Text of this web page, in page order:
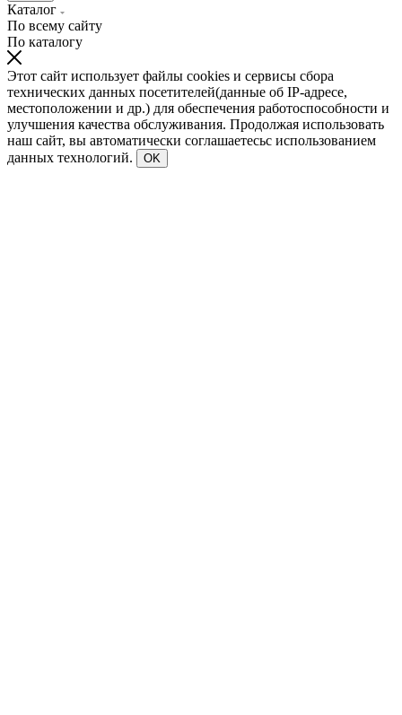
Каталог
По всему сайту
По каталогу
Этот сайт использует файлы cookies и сервисы сбора
технических данных посетителей(данные об IP-адресе,
местоположении и др.) для обеспечения работоспособности и
улучшения качества обслуживания. Продолжая использовать
наш сайт, вы автоматически соглашаетесьс использованием
данных технологий.
OK